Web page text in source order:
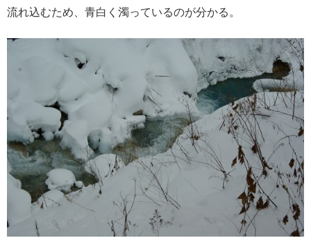
流れ込むため、青白く濁っているのが分かる。